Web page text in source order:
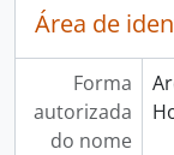
Área de
Forma
autorizada
do nome